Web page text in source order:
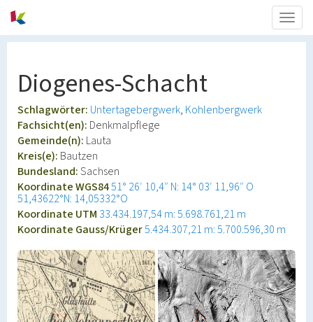
Diogenes-Schacht
Schlagwörter: Untertagebergwerk Kohlenbergwerk
Fachsicht(en): Denkmalpflege
Gemeinde(n): Lauta
Kreis(e): Bautzen
Bundesland:Sachsen
Koordinate WGS8451° 26′ 10,4″ N: 14° 03′ 11,96″ O
51,43622°N: 14,05332°O
Koordinate UTM 33.434.197,54 m: 5.698.761,21 m
Koordinate Gauss/Krüger5.434.307,21 m: 5.700.596,30 m